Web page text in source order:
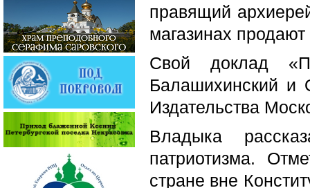
правящий
магазинах
Свой доклад
Балашихинский и
Издательства
Владыка
патриотизма.
стране вне